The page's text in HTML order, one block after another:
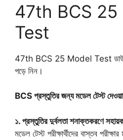
47th BCS 25
Test
47th BCS 25 Model Test
পড়ে নিন।
BCS প্রস্তুতির জন্য মডেল টেস্ট
১. প্রস্তুতির দুর্বলতা শনাক্তকরণে
মডেল টেস্ট পরীক্ষার্থীদের বাস্তব